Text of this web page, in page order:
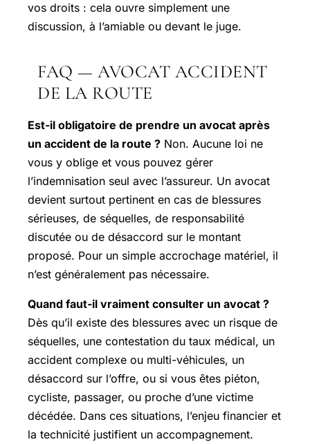
vos droits : cela ouvre simplement une
discussion, à l’amiable ou devant le juge.
FAQ — AVOCAT ACCIDENT
DE LA ROUTE
Est-il obligatoire de prendre un avocat après
un accident de la route ? Non. Aucune loi ne
vous y oblige et vous pouvez gérer
l’indemnisation seul avec l’assureur. Un avocat
devient surtout pertinent en cas de blessures
sérieuses, de séquelles, de responsabilité
discutée ou de désaccord sur le montant
proposé. Pour un simple accrochage matériel, il
n’est généralement pas nécessaire.
Quand faut-il vraiment consulter un avocat ?
Dès qu’il existe des blessures avec un risque de
séquelles, une contestation du taux médical, un
accident complexe ou multi-véhicules, un
désaccord sur l’offre, ou si vous êtes piéton,
cycliste, passager, ou proche d’une victime
décédée. Dans ces situations, l’enjeu financier et
la technicité justifient un accompagnement.